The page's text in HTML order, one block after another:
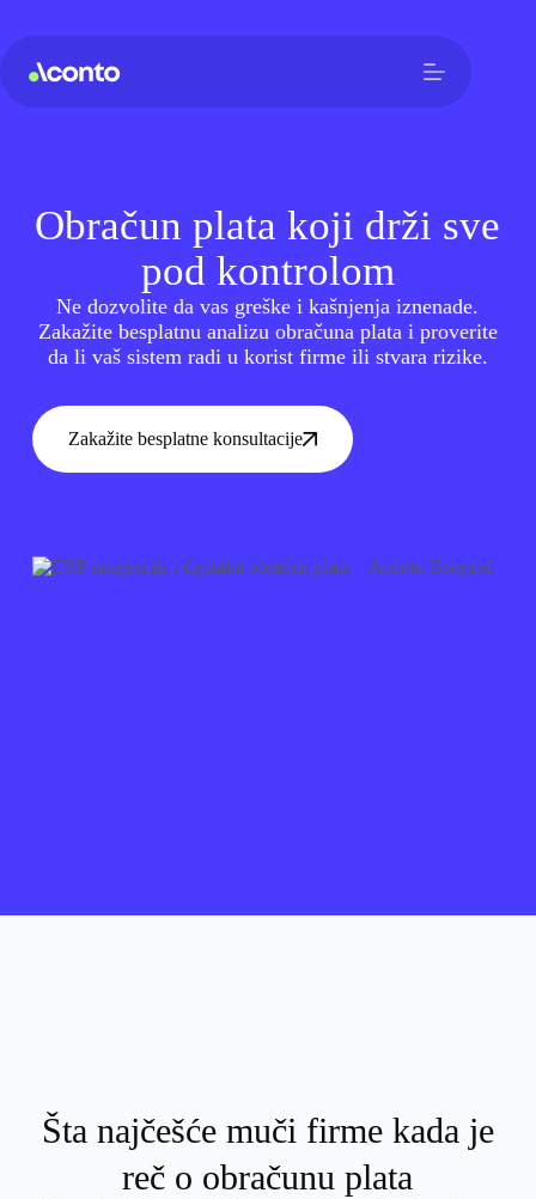
Obračun plata koji drži sve
pod kontrolom
Ne dozvolite da vas greške i kašnjenja iznenade.
Zakažite besplatnu analizu obračuna plata i proverite
da li vaš sistem radi u korist firme ili stvara rizike.
Zakažite besplatne konsultacije
Šta najčešće muči firme kada je
reč o obračunu plata